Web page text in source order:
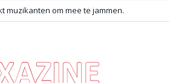
muzikanten om mee te jammen.